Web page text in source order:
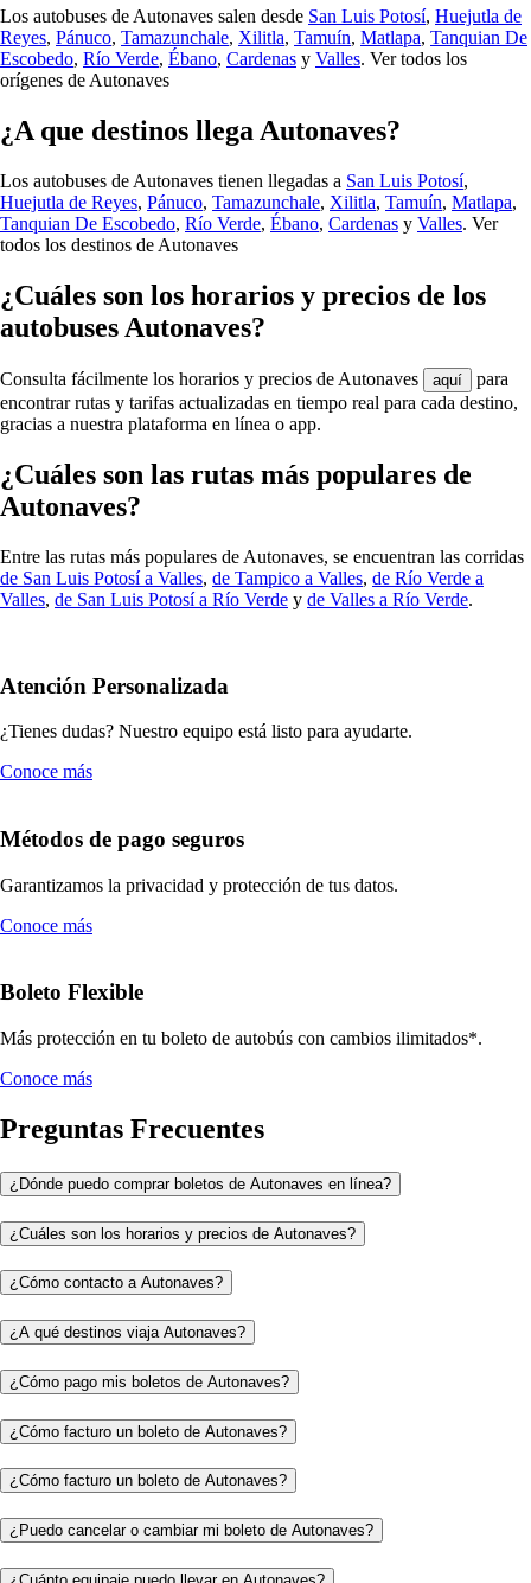
Los autobuses de Autonaves salen desde San Luis Potosí, Huejutla de
Reyes, Pánuco, Tamazunchale, Xilitla, Tamuín, Matlapa, Tanquian De
Escobedo, Río Verde, Ébano, Cardenas y Valles. Ver todos los
orígenes de Autonaves
¿A que destinos llega Autonaves?
Los autobuses de Autonaves tienen llegadas a San Luis Potosí,
Huejutla de Reyes, Pánuco, Tamazunchale, Xilitla, Tamuín, Matlapa,
Tanquian De Escobedo, Río Verde, Ébano, Cardenas y Valles. Ver
todos los destinos de Autonaves
¿Cuáles son los horarios y precios de los
autobuses Autonaves?
Consulta fácilmente los horarios y precios de Autonaves aquí
para
encontrar rutas y tarifas actualizadas en tiempo real para cada destino,
gracias a nuestra plataforma en línea o app.
¿Cuáles son las rutas más populares de
Autonaves?
Entre las rutas más populares de Autonaves, se encuentran las corridas
de San Luis Potosí a Valles, de Tampico a Valles, de Río Verde a
Valles, de San Luis Potosí a Río Verde y de Valles a Río Verde.
Atención Personalizada
¿Tienes dudas? Nuestro equipo está listo para ayudarte.
Conoce más
Métodos de pago seguros
Garantizamos la privacidad y protección de tus datos.
Conoce más
Boleto Flexible
Más protección en tu boleto de autobús con cambios ilimitados*.
Conoce más
Preguntas Frecuentes
¿Dónde puedo comprar boletos de Autonaves en línea?
¿Cuáles son los horarios y precios de Autonaves?
¿Cómo contacto a Autonaves?
¿A qué destinos viaja Autonaves?
¿Cómo pago mis boletos de Autonaves?
¿Cómo facturo un boleto de Autonaves?
¿Cómo facturo un boleto de Autonaves?
¿Puedo cancelar o cambiar mi boleto de Autonaves?